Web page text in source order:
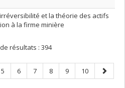
et la théorie des actifs
à la firme minière
résultats : 394
Page
5 Page
6 Page
7 Page
8 Page
9 Page
10
Page